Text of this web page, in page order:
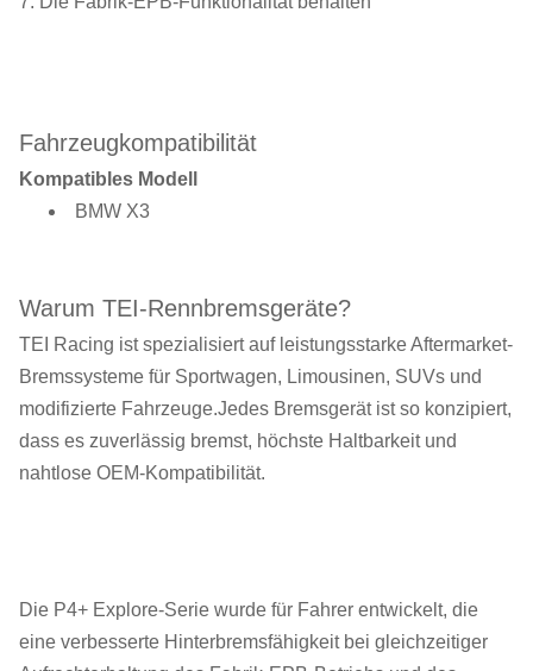
Fahrzeugkompatibilität
Kompatibles Modell
BMW X3
Warum TEI-Rennbremsgeräte?
TEI Racing ist spezialisiert auf leistungsstarke Aftermarket-
Bremssysteme für Sportwagen, Limousinen, SUVs und
modifizierte Fahrzeuge.Jedes Bremsgerät ist so konzipiert,
dass es zuverlässig bremst, höchste Haltbarkeit und
nahtlose OEM-Kompatibilität.
Die P4+ Explore-Serie wurde für Fahrer entwickelt, die
eine verbesserte Hinterbremsfähigkeit bei gleichzeitiger